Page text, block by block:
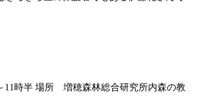
11時半 場所 増穂森林総合研究所内森の教